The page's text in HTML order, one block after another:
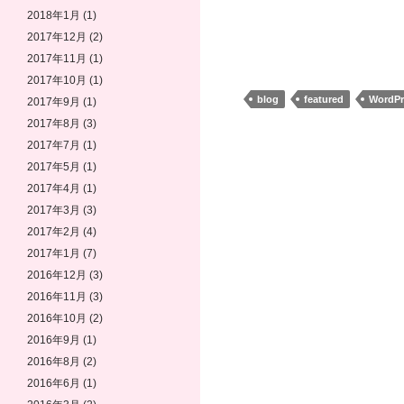
blog featured
2018年1月 (1)
2017年12月 (2)
2017年11月 (1)
2017年10月 (1)
2017年9月 (1)
2017年8月 (3)
2017年7月 (1)
2017年5月 (1)
2017年4月 (1)
2017年3月 (3)
2017年2月 (4)
2017年1月 (7)
2016年12月 (3)
2016年11月 (3)
2016年10月 (2)
2016年9月 (1)
2016年8月 (2)
2016年6月 (1)